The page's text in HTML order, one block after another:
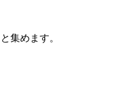
集めます。